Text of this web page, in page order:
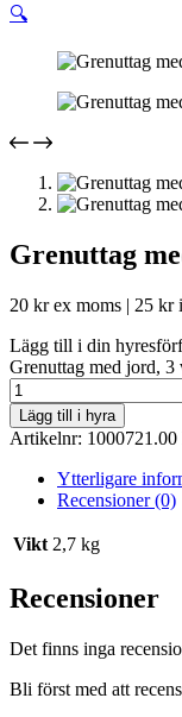
🔍
Grenuttag
20 krex moms | 25 kr
Lägg till i din
Grenuttag med jord, 3
Lägg till i hyra
Artikelnr: 1000721.00
Ytterligare
Recensioner (0)
Vikt 2,7 kg
Recensioner
Det finns inga
Bli först med att